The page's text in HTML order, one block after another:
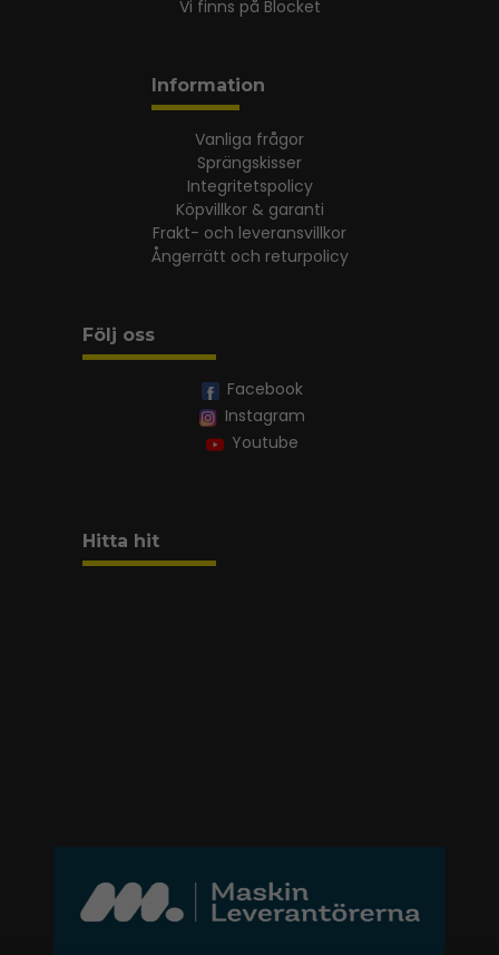
Vi finns på Blocket
Information
Vanliga frågor
Sprängskisser
Integritetspolicy
Köpvillkor & garanti
Frakt- och leveransvillkor
Ångerrätt och returpolicy
Följ oss
Facebook
Instagram
Youtube
Hitta hit